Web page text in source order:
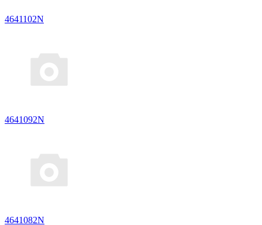
4641102N
4641092N
4641082N